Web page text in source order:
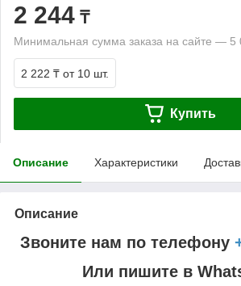
2 244 ₸
Минимальная сумма заказа на сайте — 5
2 222 ₸ от 10 шт.
Купить
Описание Характеристики
Описание
Звоните нам по телефону
Или пишите в